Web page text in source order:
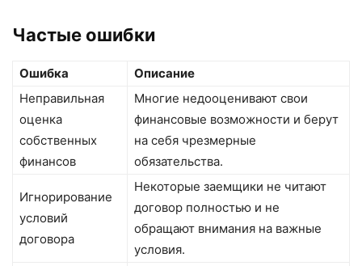
Частые ошибки
Ошибка
Описание
Неправильная
оценка
собственных
финансов
Многие недооценивают свои
финансовые возможности и берут
на себя чрезмерные
обязательства.
Игнорирование
условий
договора
Некоторые заемщики не читают
договор полностью и не
обращают внимания на важные
условия.